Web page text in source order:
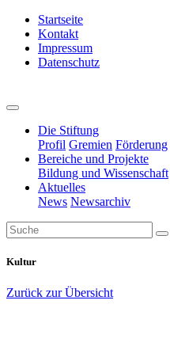
Startseite
Kontakt
Impressum
Datenschutz
Die Stiftung
Profil Gremien Förderung
Bereiche und Projekte
Bildung und Wissenschaft
Aktuelles
News Newsarchiv
Kultur
Zurück zur Übersicht